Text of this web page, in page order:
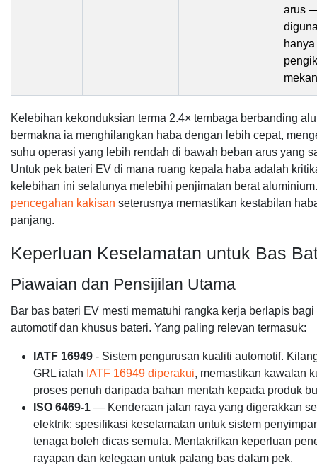
arus
Kelebihan kekonduksian terma 2.4× tembaga berbanding
bermakna ia menghilangkan haba dengan lebih cepat,
suhu operasi yang lebih rendah di bawah beban arus yang
Untuk pek bateri EV di mana ruang kepala haba adalah
kelebihan ini selalunya melebihi penjimatan berat
pencegahan kakisan seterusnya memastikan kestabilan
panjang.
Keperluan Keselamatan untuk Bas
Piawaian dan Pensijilan Utama
Bar bas bateri EV mesti mematuhi rangka kerja berlapis
automotif dan khusus bateri. Yang paling relevan termasuk:
IATF 16949 - Sistem pengurusan kualiti automotif.
GRL ialah IATF 16949 diperakui, memastikan kawalan
proses penuh daripada bahan mentah kepada produk
ISO 6469-1 — Kenderaan jalan raya yang digerakkan
elektrik: spesifikasi keselamatan untuk sistem
tenaga boleh dicas semula. Mentakrifkan keperluan
rayapan dan kelegaan untuk palang bas dalam pek.